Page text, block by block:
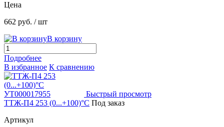
Цена
662 руб. / шт
В корзину
Подробнее
В избранное К сравнению
Быстрый просмотр
ТТЖ-П4 253 (0...+100)°С Под заказ
Артикул